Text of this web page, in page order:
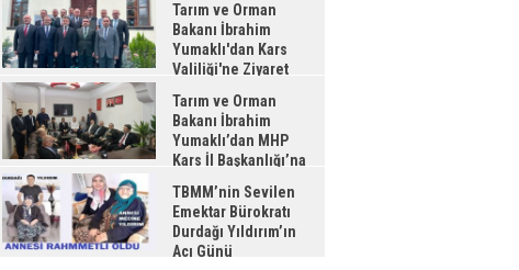
Tarım ve Orman
Bakanı İbrahim
Yumaklı'dan Kars
Valiliği'ne Ziyaret
Tarım ve Orman
Bakanı İbrahim
Yumaklı’dan MHP
Kars İl Başkanlığı’na
Ziyaret
TBMM’nin Sevilen
Emektar Bürokratı
Durdağı Yıldırım’ın
Acı Günü